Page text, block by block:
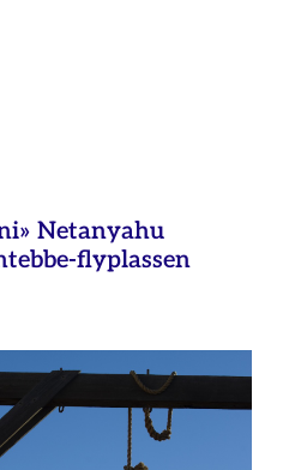
Netanyahu
flyplassen